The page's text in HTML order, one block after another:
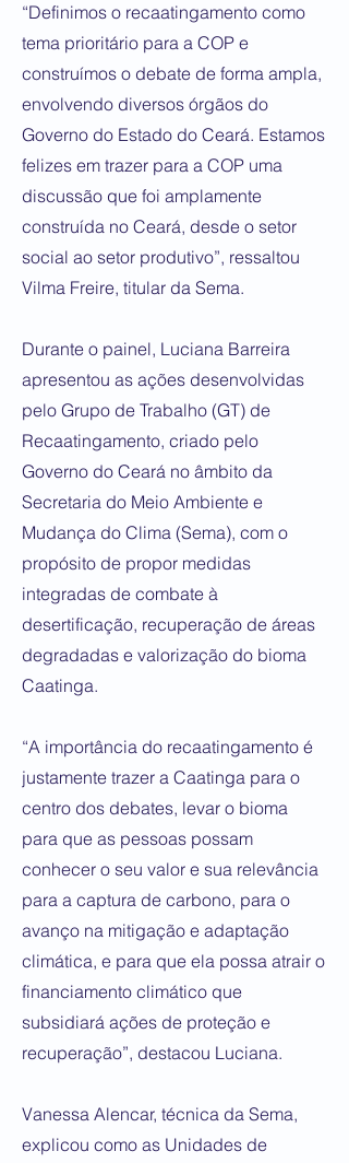
“Definimos o recaatingamento como
tema prioritário para a COP e
construímos o debate de forma ampla,
envolvendo diversos órgãos do
Governo do Estado do Ceará. Estamos
felizes em trazer para a COP uma
discussão que foi amplamente
construída no Ceará, desde o setor
social ao setor produtivo”, ressaltou
Vilma Freire, titular da Sema.
Durante o painel, Luciana Barreira
apresentou as ações desenvolvidas
pelo Grupo de Trabalho (GT) de
Recaatingamento, criado pelo
Governo do Ceará no âmbito da
Secretaria do Meio Ambiente e
Mudança do Clima (Sema), com o
propósito de propor medidas
integradas de combate à
desertificação, recuperação de áreas
degradadas e valorização do bioma
Caatinga.
“A importância do recaatingamento é
justamente trazer a Caatinga para o
centro dos debates, levar o bioma
para que as pessoas possam
conhecer o seu valor e sua relevância
para a captura de carbono, para o
avanço na mitigação e adaptação
climática, e para que ela possa atrair o
financiamento climático que
subsidiará ações de proteção e
recuperação”, destacou Luciana.
Vanessa Alencar, técnica da Sema,
explicou como as Unidades de